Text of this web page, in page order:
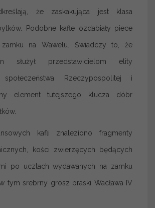
że zaskakująca jest klasa
Podobne kafle ozdabiały piece
zamku na Wawelu. Świadczy to, że
służył przedstawicielom elity
społeczeństwa Rzeczypospolitej i
element tutejszego klucza dóbr
kafli znaleziono fragmenty
kości zwierzęcych będących
po ucztach wydawanych na zamku
tym srebrny grosz praski Wacława IV